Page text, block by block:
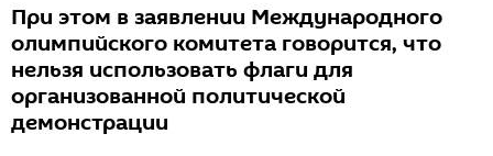
При этом в заявлении Международного
олимпийского комитета говорится, что
нельзя использовать флаги для
организованной политической
демонстрации